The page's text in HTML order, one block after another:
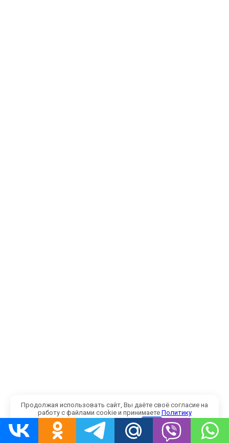
Продолжая использовать сайт, Вы даёте своё согласие на
работу с файлами cookie и принимаете Политику
конфиденциальности.